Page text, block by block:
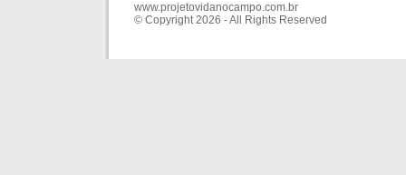
www.projetovidanocampo.com.br
© Copyright 2026 - All Rights Reserved